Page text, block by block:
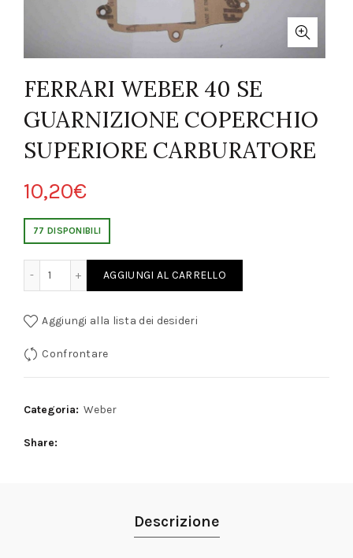
FERRARI WEBER 40 SE
GUARNIZIONE COPERCHIO
SUPERIORE CARBURATORE
10,20€
77 DISPONIBILI
AGGIUNGI AL CARRELLO
Aggiungi alla lista dei desideri
Confrontare
Categoria: Weber
Share
Descrizione